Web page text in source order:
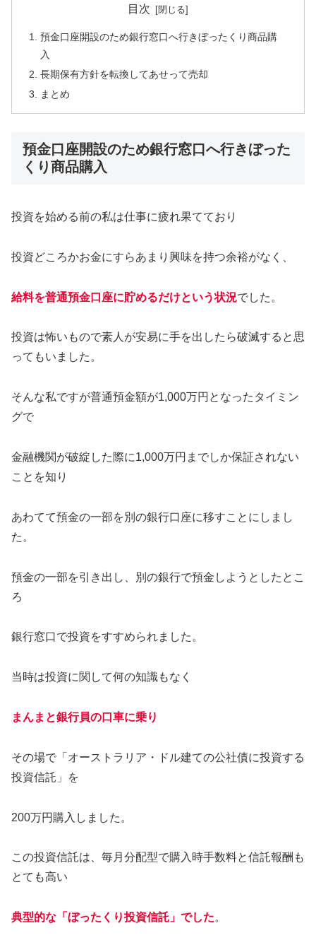
目次
預金口座開設のため銀行窓口へ行きぼったくり商品購
入
長期保有方針を転換してあせって売却
まとめ
預金口座開設のため銀行窓口へ行きぼった
くり商品購入
投資を始める前の私は仕事に疲れ果てており
投資どころかお金にすらあまり興味を持つ余裕がなく、
給料を普通預金口座に貯めるだけという状況でした。
投資は怖いもので素人が安易に手を出したら破滅すると思
ってもいました。
そんな私ですが普通預金額が1,000万円となったタイミン
グで
金融機関が破綻した際に1,000万円までしか保証されない
ことを知り
あわてて預金の一部を別の銀行口座に移すことにしまし
た。
預金の一部を引き出し、別の銀行で預金しようとしたとこ
ろ
銀行窓口で投資をすすめられました。
当時は投資に関して何の知識もなく
まんまと銀行員の口車に乗り
その場で「オーストラリア・ドル建ての公社債に投資する
投資信託」を
200万円購入しました。
この投資信託は、毎月分配型で購入時手数料と信託報酬も
とても高い
典型的な「ぼったくり投資信託」でした。